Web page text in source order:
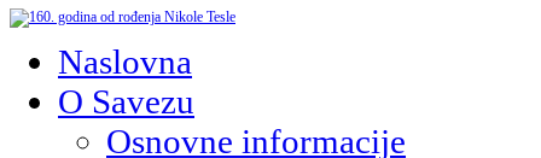
Naslovna
O Savezu
Osnovne informacije